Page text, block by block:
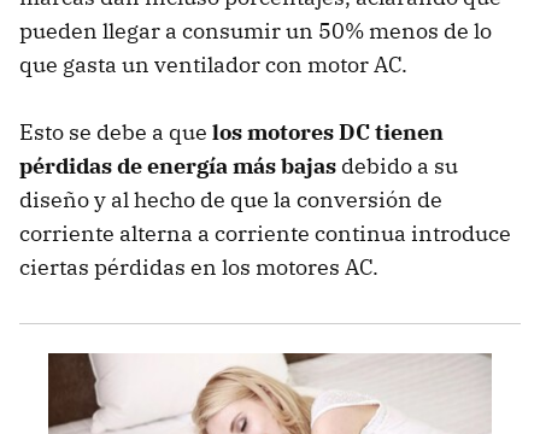
pueden llegar a consumir un 50% menos de lo
que gasta un ventilador con motor AC.
Esto se debe a que los motores DC tienen
pérdidas de energía más bajas debido a su
diseño y al hecho de que la conversión de
corriente alterna a corriente continua introduce
ciertas pérdidas en los motores AC.